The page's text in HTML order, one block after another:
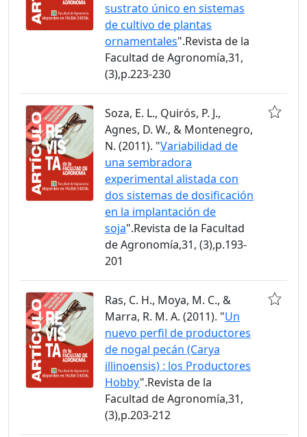
sustrato único en sistemas
de cultivo de plantas
ornamentales".Revista de la
Facultad de Agronomía,31,
(3),p.223-230
Soza, E. L., Quirós, P. J.,
Agnes, D. W., & Montenegro,
N. (2011). "Variabilidad de
una sembradora
experimental alistada con
dos sistemas de dosificación
en la implantación de
soja".Revista de la Facultad
de Agronomía,31, (3),p.193-
201
Ras, C. H., Moya, M. C., &
Marra, R. M. A. (2011). "Un
nuevo perfil de productores
de nogal pecán (Carya
illinoensis) : los Productores
Hobby".Revista de la
Facultad de Agronomía,31,
(3),p.203-212